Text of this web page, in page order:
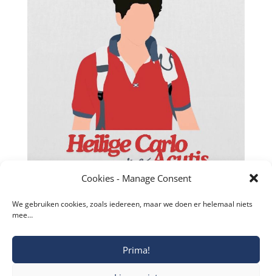
Cookies - Manage Consent
We gebruiken cookies, zoals iedereen, maar we doen er helemaal niets
mee…
Prima!